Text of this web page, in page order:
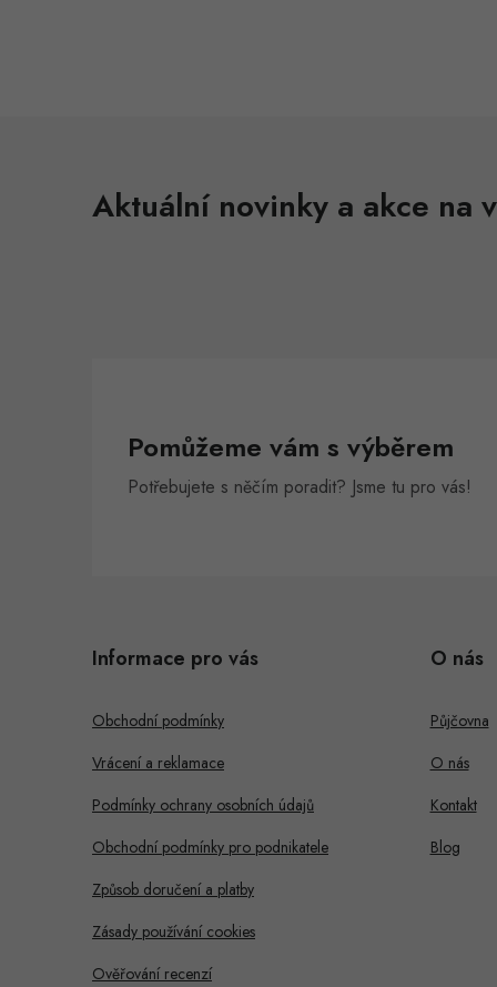
Aktuální novinky a akce na
Pomůžeme vám s výběrem
Potřebujete s něčím poradit? Jsme tu pro vás!
Informace pro vás
Obchodní podmínky
Vrácení a reklamace
Podmínky ochrany osobních údajů
Obchodní podmínky pro podnikatele
Způsob doručení a platby
Zásady používání cookies
Ověřování recenzí
O nás
Půjčovna
O nás
Kontakt
Blog